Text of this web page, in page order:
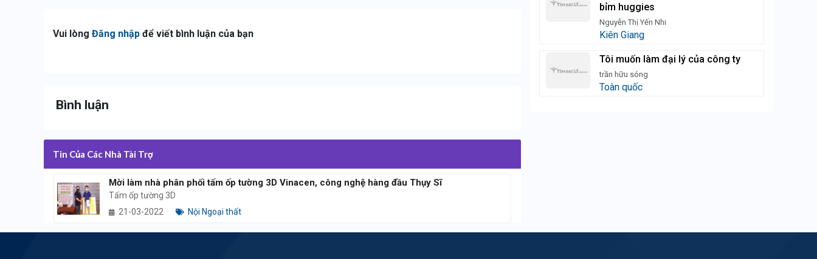
Vui lòng Đăng nhập để viết bình luận của bạn
Bình luận
Tin Của Các Nhà Tài Trợ
Mời làm nhà phân phối tấm ốp tường 3D Vinacen, công nghệ hàng đầu Thụy Sĩ
Tấm ốp tường 3D
21-03-2022
Nội Ngoại thất
bỉm huggies
Nguyễn Thị Yến Nhi
Kiên Giang
Tôi muốn làm đại lý của công ty
trần hữu sóng
Toàn quốc